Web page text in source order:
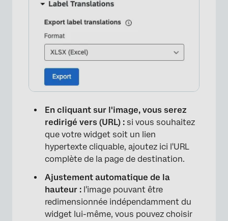
En cliquant sur l'image, vous serez
redirigé vers (URL) : si vous souhaitez
que votre widget soit un lien
hypertexte cliquable, ajoutez ici l'URL
complète de la page de destination.
Ajustement automatique de la
hauteur : l'image pouvant être
redimensionnée indépendamment du
widget lui-même, vous pouvez choisir